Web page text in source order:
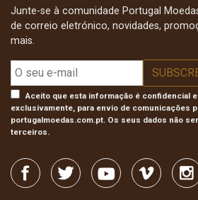
Junte-se à comunidade Portugal
de correio eletrónico, novidades,
mais.
Aceito que esta informação é confidencial
exclusivamente, para envio de comunicações
portugalmoedas.com.pt. Os seus dados não
terceiros.